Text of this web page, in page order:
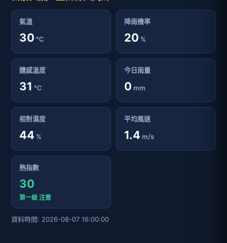
氣溫
30 ℃
降雨機率
20 %
體感溫度
31 ℃
今日雨量
0 mm
相對濕度
44 %
平均風速
1.4 m/s
熱指數
30
第一級 注意
資料時間: 2026-08-07 16:00:00